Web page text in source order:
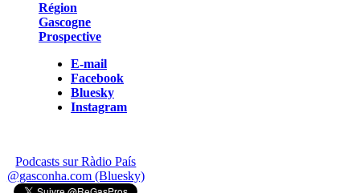
Région
Gascogne
Prospective
E-mail
Facebook
Bluesky
Instagram
Podcasts sur Ràdio País
@gasconha.com (Bluesky)